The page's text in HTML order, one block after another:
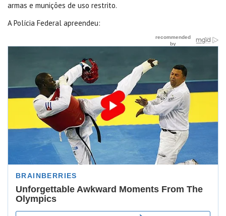
armas e munições de uso restrito.
A Polícia Federal apreendeu: